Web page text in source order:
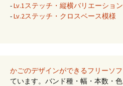
-Lv.1ステッチ・縦横バリエーション
-Lv.2ステッチ・クロスベース模様
かごのデザインができるフリーソ
ています。バンド種・幅・本数・